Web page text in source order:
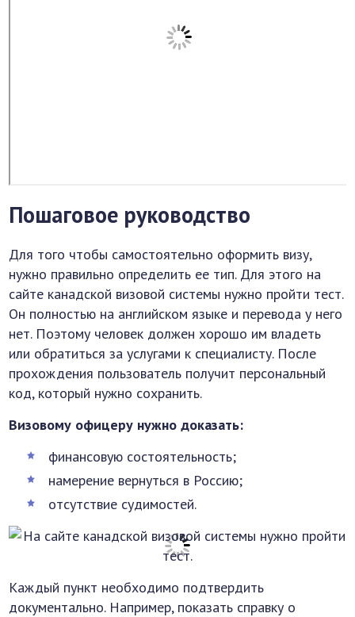
Пошаговое руководство
Для того чтобы самостоятельно оформить визу,
нужно правильно определить ее тип. Для этого на
сайте канадской визовой системы нужно пройти тест.
Он полностью на английском языке и перевода у него
нет. Поэтому человек должен хорошо им владеть
или обратиться за услугами к специалисту. После
прохождения пользователь получит персональный
код, который нужно сохранить.
Визовому офицеру нужно доказать:
финансовую состоятельность;
намерение вернуться в Россию;
отсутствие судимостей.
Каждый пункт необходимо подтвердить
документально. Например, показать справку о